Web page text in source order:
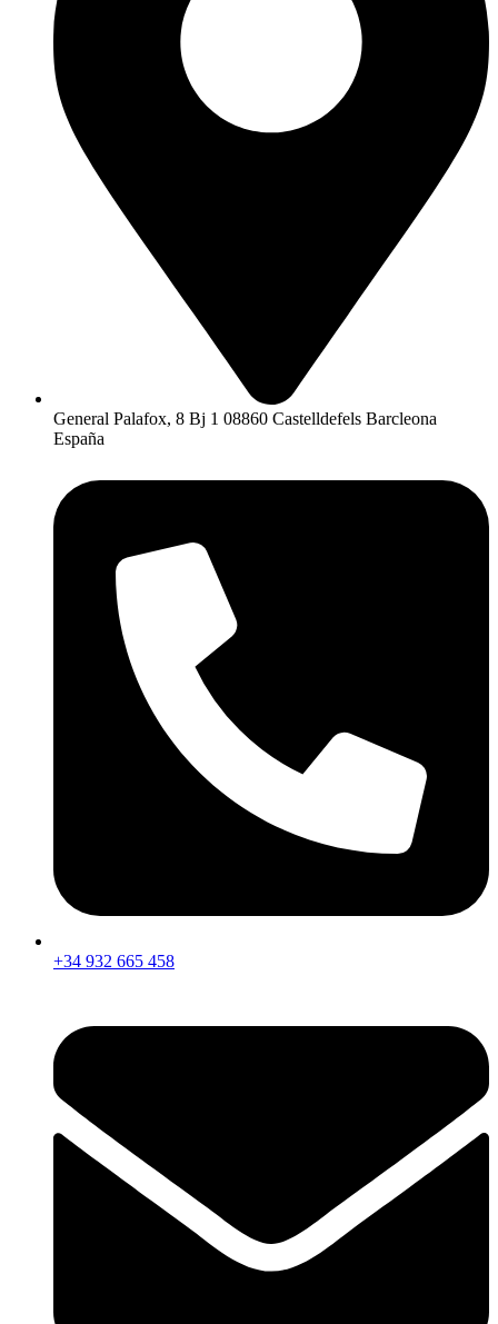
General Palafox, 8 Bj 1 08860 Castelldefels Barcleona
España
+34 932 665 458‬